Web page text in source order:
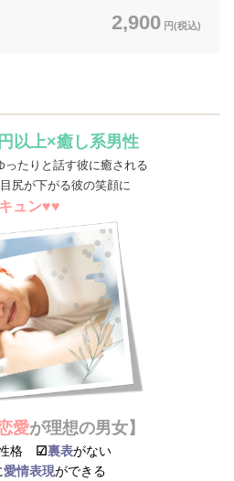
2,900 円(税込)
以上×癒し系男性
ったりと話す彼に癒される
尻が下がる彼の笑顔に
キュン♥♥
愛が理想の男女】
格 ☑裏表がない
愛情表現ができる